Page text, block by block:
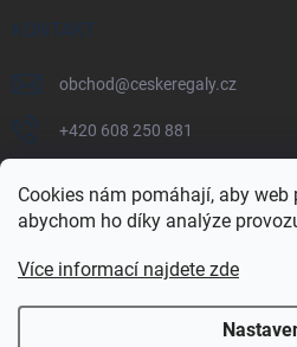
Cookies nám pomáhají, aby
abychom ho díky analýze
Více informací najdete zde
KONTAKT
obchod@ceskeregaly.cz
+420 608 250 881